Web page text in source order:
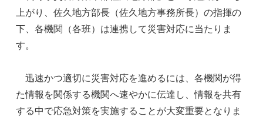
上がり、佐久地方部長（佐久地方事務所長）の指揮の
下、各機関（各班）は連携して災害対応に当たりま
す。
迅速かつ適切に災害対応を進めるには、各機関が得
た情報を関係する機関へ速やかに伝達し、情報を共有
する中で応急対策を実施することが大変重要となりま